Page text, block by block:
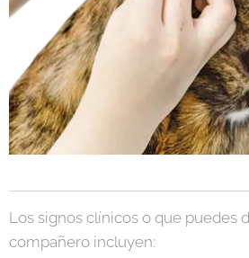
Los signos clínicos o que puedes
compañero incluyen: